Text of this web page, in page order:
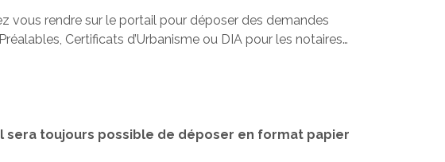
vous rendre sur le portail pour déposer des demandes
Certificats d’Urbanisme ou DIA pour les notaires…
sera toujours possible de déposer en format papier